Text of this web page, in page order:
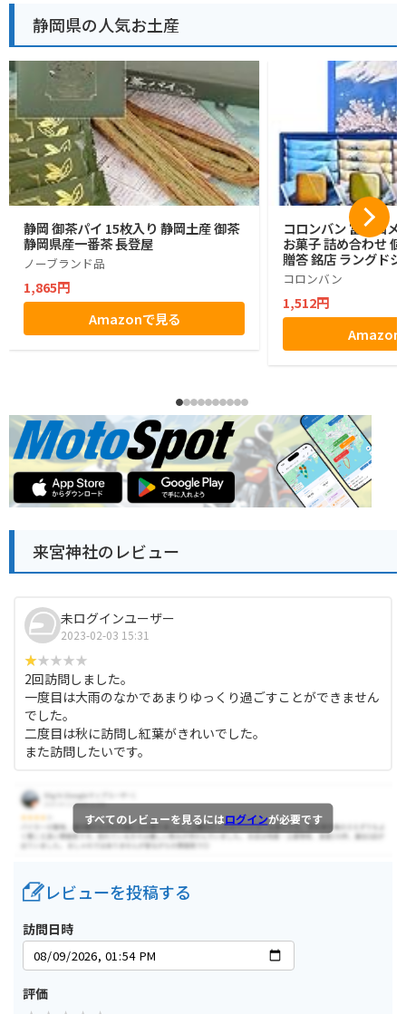
静岡県の人気お土産
静岡 御茶パイ 15枚入り 静岡土産 御茶
静岡県産一番茶 長登屋
ノーブランド品
1,865円
Amazonで見る
コロンバン 富士山メ
お菓子 詰め合わせ
贈答 銘店 ラングド
コロンバン
1,512円
Amazon
来宮神社のレビュー
未ログインユーザー
2023-02-03 15:31
2回訪問しました。
一度目は大雨のなかであまりゆっくり過ごすことができません
でした。
二度目は秋に訪問し紅葉がきれいでした。
また訪問したいです。
すべてのレビューを見るにはログインが必要です
レビューを投稿する
訪問日時
評価